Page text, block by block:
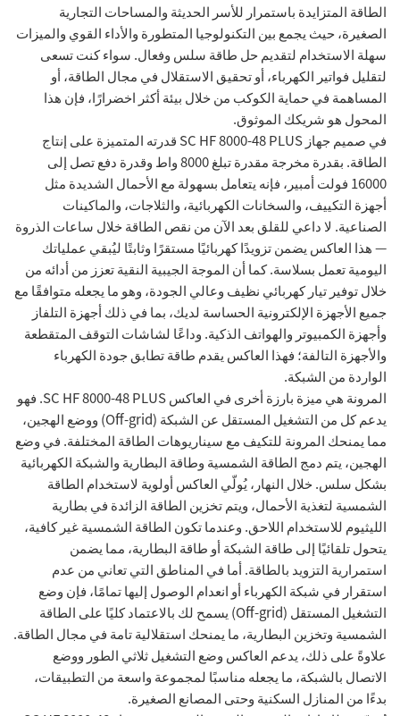
الطاقة المتزايدة باستمرار للأسر الحديثة والمساحات التجارية
الصغيرة، حيث يجمع بين التكنولوجيا المتطورة والأداء القوي والميزات
سهلة الاستخدام لتقديم حل طاقة سلس وفعال. سواء كنت تسعى
لتقليل فواتير الكهرباء، أو تحقيق الاستقلال في مجال الطاقة، أو
المساهمة في حماية الكوكب من خلال بيئة أكثر اخضرارًا، فإن هذا
المحول هو شريكك الموثوق.
في صميم جهاز SC HF 8000-48 PLUS قدرته المتميزة على إنتاج
الطاقة. بقدرة مخرجة مقدرة تبلغ 8000 واط وقدرة دفع تصل إلى
16000 فولت أمبير، فإنه يتعامل بسهولة مع الأحمال الشديدة مثل
أجهزة التكييف، والسخانات الكهربائية، والثلاجات، والماكينات
الصناعية. لا داعي للقلق بعد الآن من نقص الطاقة خلال ساعات الذروة
— هذا العاكس يضمن تزويدًا كهربائيًا مستقرًا وثابتًا ليُبقي عملياتك
اليومية تعمل بسلاسة. كما أن الموجة الجيبية النقية تعزز من أدائه من
خلال توفير تيار كهربائي نظيف وعالي الجودة، وهو ما يجعله متوافقًا مع
جميع الأجهزة الإلكترونية الحساسة لديك، بما في ذلك أجهزة التلفاز
وأجهزة الكمبيوتر والهواتف الذكية. وداعًا لشاشات التوقف المتقطعة
والأجهزة التالفة؛ فهذا العاكس يقدم طاقة تطابق جودة الكهرباء
الواردة من الشبكة.
المرونة هي ميزة بارزة أخرى في العاكس SC HF 8000-48 PLUS. فهو
يدعم كل من التشغيل المستقل عن الشبكة (Off-grid) ووضع الهجين،
مما يمنحك المرونة للتكيف مع سيناريوهات الطاقة المختلفة. في وضع
الهجين، يتم دمج الطاقة الشمسية وطاقة البطارية والشبكة الكهربائية
بشكل سلس. خلال النهار، يُولّي العاكس أولوية لاستخدام الطاقة
الشمسية لتغذية الأحمال، ويتم تخزين الطاقة الزائدة في بطارية
الليثيوم للاستخدام اللاحق. وعندما تكون الطاقة الشمسية غير كافية،
يتحول تلقائيًا إلى طاقة الشبكة أو طاقة البطارية، مما يضمن
استمرارية التزويد بالطاقة. أما في المناطق التي تعاني من عدم
استقرار في شبكة الكهرباء أو انعدام الوصول إليها تمامًا، فإن وضع
التشغيل المستقل (Off-grid) يسمح لك بالاعتماد كليًا على الطاقة
الشمسية وتخزين البطارية، ما يمنحك استقلالية تامة في مجال الطاقة.
علاوةً على ذلك، يدعم العاكس وضع التشغيل ثلاثي الطور ووضع
الاتصال بالشبكة، ما يجعله مناسبًا لمجموعة واسعة من التطبيقات،
بدءًا من المنازل السكنية وحتى المصانع الصغيرة.